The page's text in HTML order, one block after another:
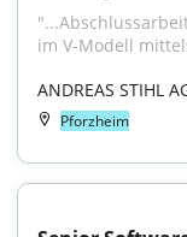
im V-Modell
ANDREAS STIHL
Pforzheim